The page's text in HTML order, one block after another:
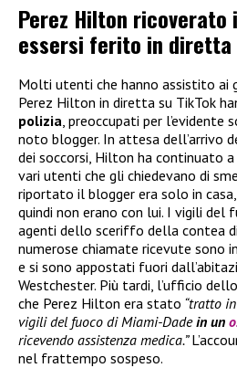
Perez Hilton ricoverato
essersi ferito in diretta
Molti utenti che hanno assistito ai
Perez Hilton in diretta su TikTok
polizia , preoccupati per
noto blogger. In attesa dell’arrivo
dei soccorsi, Hilton ha continuato
vari utenti che gli chiedevano di
riportato il blogger era solo in
quindi non erano con lui. I vigili del
agenti dello sceriffo della contea
numerose chiamate ricevute sono
e si sono appostati fuori
Westchester. Più tardi, l’ufficio
che Perez Hilton era stato “tratto
vigili del fuoco di Miami-Dadein un
ricevendo assistenza medica.”
nel frattempo sospeso.